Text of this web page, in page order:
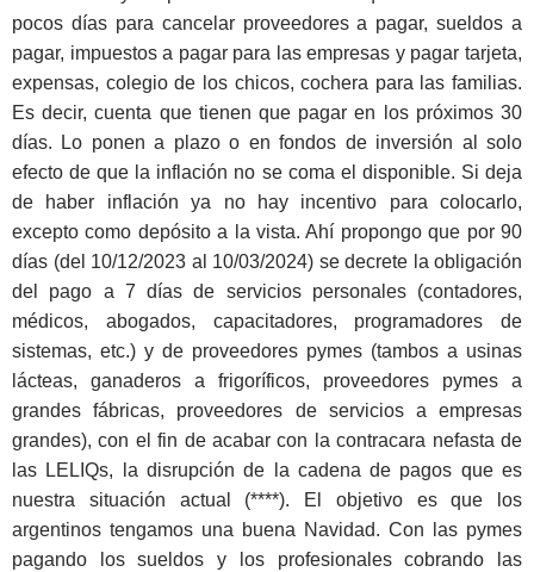
pocos días para cancelar proveedores a pagar, sueldos a
pagar, impuestos a pagar para las empresas y pagar tarjeta,
expensas, colegio de los chicos, cochera para las familias.
Es decir, cuenta que tienen que pagar en los próximos 30
días. Lo ponen a plazo o en fondos de inversión al solo
efecto de que la inflación no se coma el disponible. Si deja
de haber inflación ya no hay incentivo para colocarlo,
excepto como depósito a la vista. Ahí propongo que por 90
días (del 10/12/2023 al 10/03/2024) se decrete la obligación
del pago a 7 días de servicios personales (contadores,
médicos, abogados, capacitadores, programadores de
sistemas, etc.) y de proveedores pymes (tambos a usinas
lácteas, ganaderos a frigoríficos, proveedores pymes a
grandes fábricas, proveedores de servicios a empresas
grandes), con el fin de acabar con la contracara nefasta de
las LELIQs, la disrupción de la cadena de pagos que es
nuestra situación actual (****). El objetivo es que los
argentinos tengamos una buena Navidad. Con las pymes
pagando los sueldos y los profesionales cobrando las